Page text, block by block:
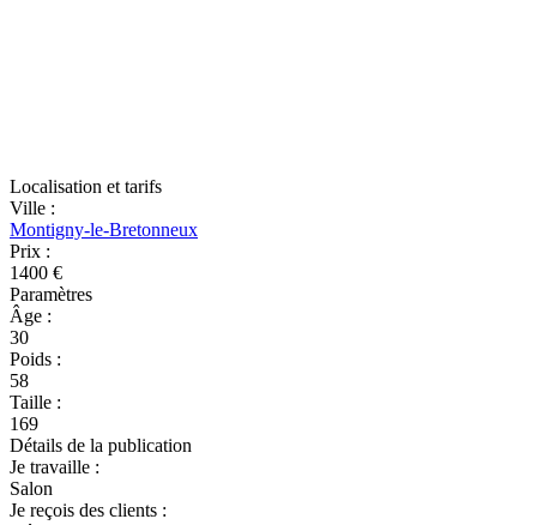
Localisation et tarifs
Ville :
Montigny-le-Bretonneux
Prix :
1400 €
Paramètres
Âge :
30
Poids :
58
Taille :
169
Détails de la publication
Je travaille :
Salon
Je reçois des clients :